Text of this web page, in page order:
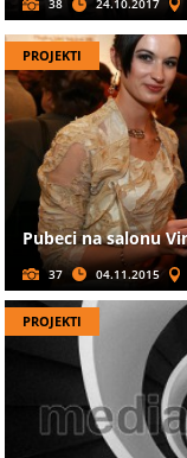
38 24.10.2017
PROJEKTI
Pubeci na salonu
37 04.11.2015
PROJEKTI